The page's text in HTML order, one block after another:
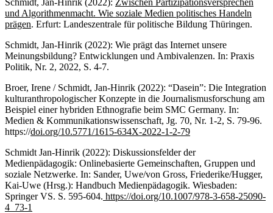
und Algorithmenmacht. Wie soziale Medien politisches Handeln
prägen. Erfurt: Landeszentrale für politische Bildung Thüringen.
Schmidt, Jan-Hinrik (2022): Wie prägt das Internet unsere
Meinungsbildung? Entwicklungen und Ambivalenzen. In: Praxis
Politik, Nr. 2, 2022, S. 4-7.
Broer, Irene / Schmidt, Jan-Hinrik (2022): “Dasein”: Die Integration
kulturanthropologischer Konzepte in die Journalismusforschung am
Beispiel einer hybriden Ethnografie beim SMC Germany. In:
Medien & Kommunikationswissenschaft, Jg. 70, Nr. 1-2, S. 79-96.
https://doi.org/10.5771/1615-634X-2022-1-2-79
Schmidt Jan-Hinrik (2022): Diskussionsfelder der
Medienpädagogik: Onlinebasierte Gemeinschaften, Gruppen und
soziale Netzwerke. In: Sander, Uwe/von Gross, Friederike/Hugger,
Kai-Uwe (Hrsg.): Handbuch Medienpädagogik. Wiesbaden:
Springer VS. S. 595-604. https://doi.org/10.1007/978-3-658-25090-
4_73-1